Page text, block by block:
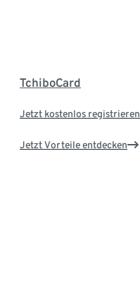
TchiboCard
Jetzt kostenlos registrieren
Jetzt Vorteile entdecken